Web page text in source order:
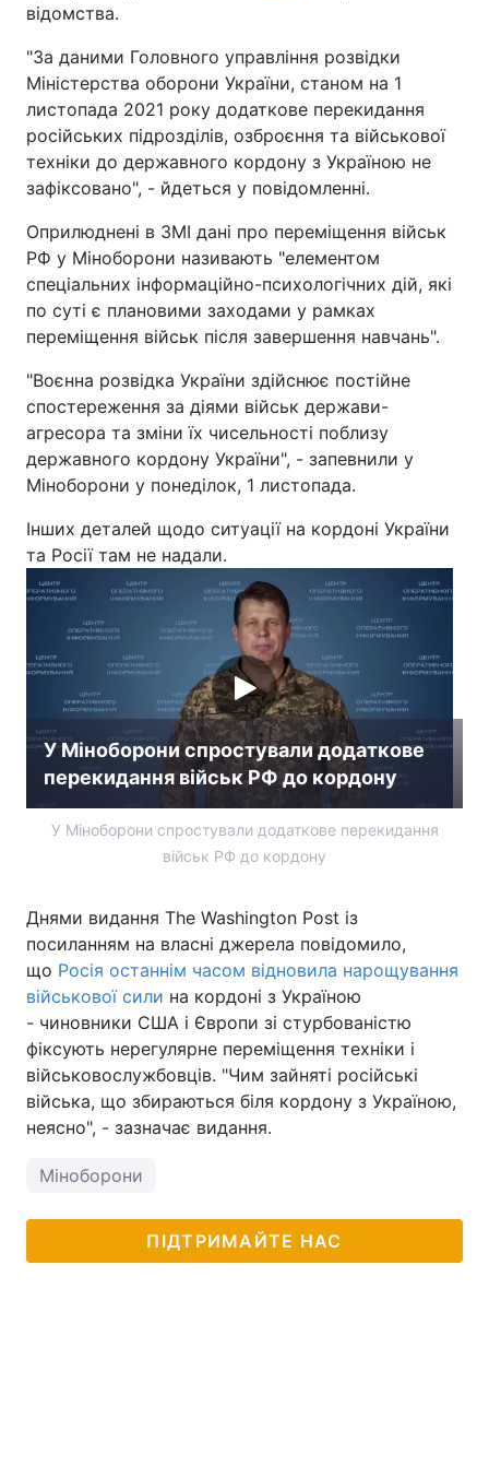
Техно і зв'язок
Зброя Інциденти
Здоров'я Туризм
Цікавинки Погода
Екологія Регіони
Лонгріди
Відео з Youtube Статті
Архів Вакансії
Контакти
Тема оформлення
відомства.
"За даними Головного управління розвідки
Міністерства оборони України, станом на 1
листопада 2021 року додаткове перекидання
російських підрозділів, озброєння та військової
техніки до державного кордону з Україною не
зафіксовано", - йдеться у повідомленні.
Оприлюднені в ЗМІ дані про переміщення військ
РФ у Міноборони називають "елементом
спеціальних інформаційно-психологічних дій, які
по суті є плановими заходами у рамках
переміщення військ після завершення навчань".
"Воєнна розвідка України здійснює постійне
спостереження за діями військ держави-
агресора та зміни їх чисельності поблизу
державного кордону України", - запевнили у
Міноборони у понеділок, 1 листопада.
Інших деталей щодо ситуації на кордоні України
та Росії там не надали.
У Міноборони спростували додаткове
перекидання військ РФ до кордону
У Міноборони спростували додаткове перекидання
військ РФ до кордону
Днями видання The Washington Post із
посиланням на власні джерела повідомило,
що Росія останнім часом відновила нарощування
військової сили на кордоні з Україною
- чиновники США і Європи зі стурбованістю
фіксують нерегулярне переміщення техніки і
військовослужбовців. "Чим зайняті російські
війська, що збираються біля кордону з Україною,
неясно", - зазначає видання.
Міноборони
ПІДТРИМАЙТЕ НАС